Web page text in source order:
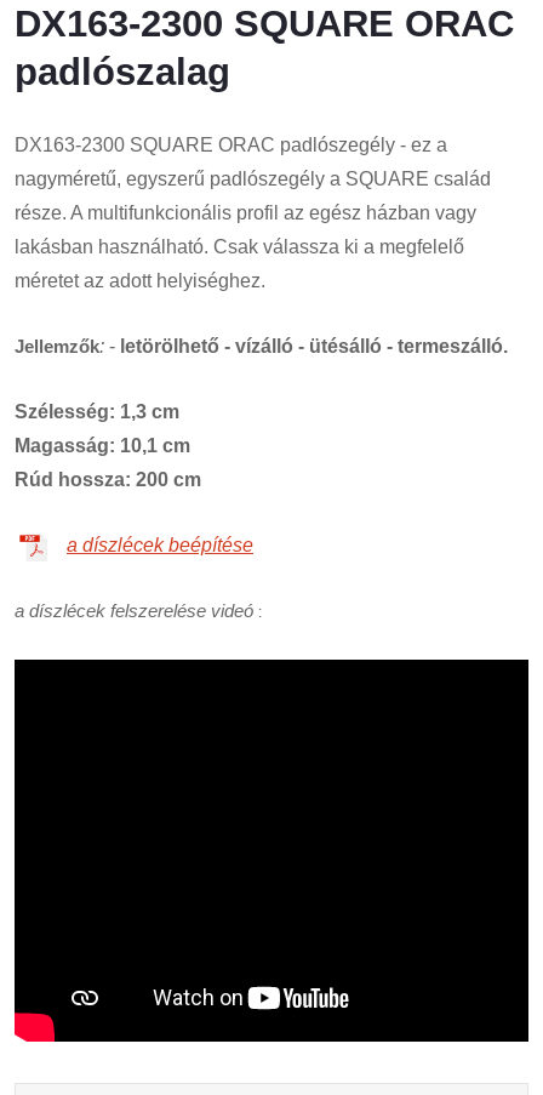
DX163-2300 SQUARE ORAC
padlószalag
DX163-2300 SQUARE ORAC padlószegély - ez a
nagyméretű, egyszerű padlószegély a SQUARE család
része. A multifunkcionális profil az egész házban vagy
lakásban használható. Csak válassza ki a megfelelő
méretet az adott helyiséghez.
Jellemzők: - letörölhető - vízálló - ütésálló - termeszálló.
Szélesség: 1,3 cm
Magasság: 10,1 cm
Rúd hossza: 200 cm
a díszlécek beépítése
a díszlécek felszerelése videó :